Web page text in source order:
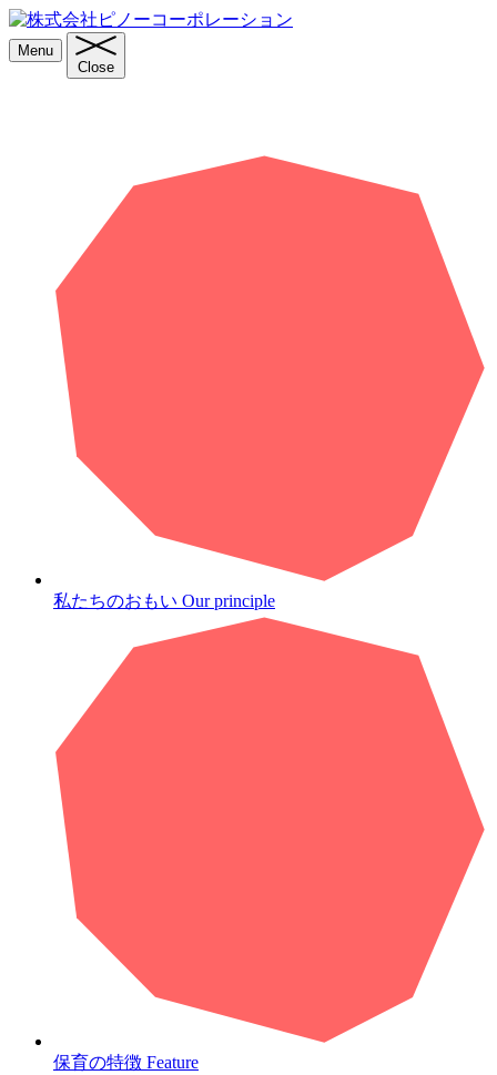
Menu
Close
私たちのおもい Our principle
保育の特徴 Feature